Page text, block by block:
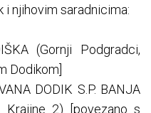
njihovim saradnicima:
(Gornji Podgradci,
Dodikom]
DODIK S.P. BANJA
Krajine 2) [povezano s